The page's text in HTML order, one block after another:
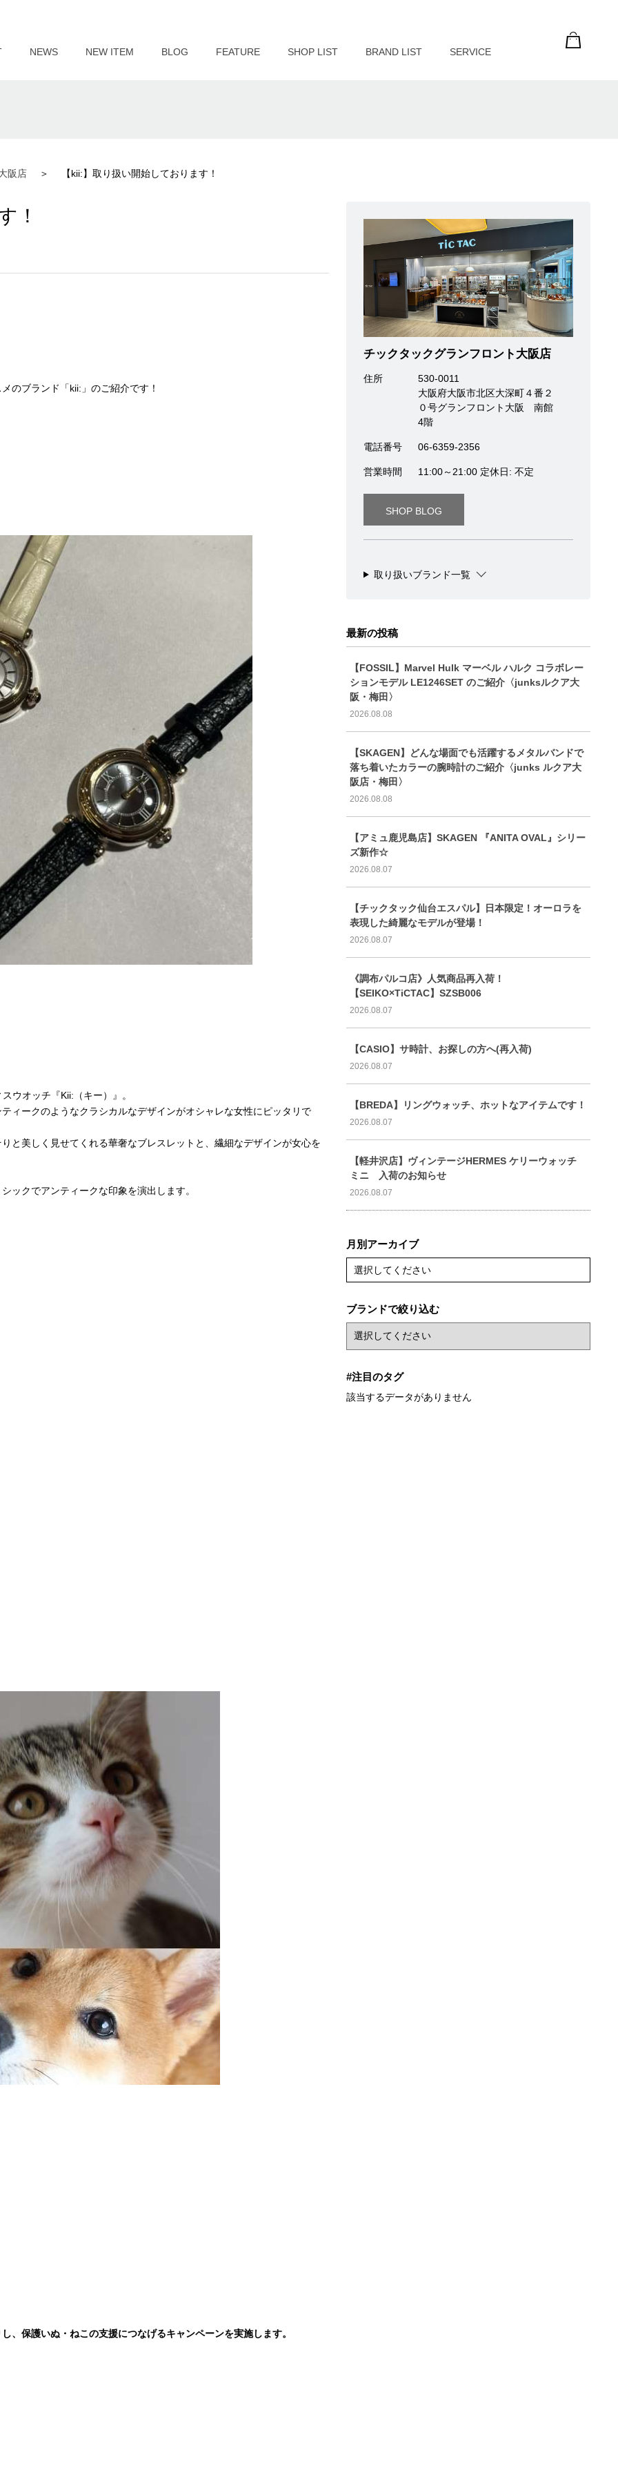
NEWS NEW ITEM BLOG FEATURE SHOP LIST BRAND LIST SERVICE
阪店 【kii:】取り扱い開始しております！
！
のブランド「kii:」のご紹介です！
ウオッチ『Kii:（キー）』。
ィークのようなクラシカルなデザインがオシャレな女性にピッタリで
と美しく見せてくれる華奢なブレスレットと、繊細なデザインが女心を
ックでアンティークな印象を演出します。
、保護いぬ・ねこの支援につなげるキャンペーンを実施します。
チックタックグランフロント大阪店
住所
530-0011
大阪府大阪市北区大深町４番２
０号グランフロント大阪 南館
4階
電話番号 06-6359-2356
営業時間 11:00～21:00 定休日: 不定
SHOP BLOG
取り扱いブランド一覧
最新の投稿
【FOSSIL】Marvel Hulk マーベル ハルク コラボレー
ションモデル LE1246SET のご紹介〈junksルクア大
阪・梅田〉
2026.08.08
【SKAGEN】どんな場面でも活躍するメタルバンドで
落ち着いたカラーの腕時計のご紹介〈junks ルクア大
阪店・梅田〉
2026.08.08
【アミュ鹿児島店】SKAGEN 『ANITA OVAL』シリー
ズ新作☆
2026.08.07
【チックタック仙台エスパル】日本限定！オーロラを
表現した綺麗なモデルが登場！
2026.08.07
《調布パルコ店》人気商品再入荷！
【SEIKO×TiCTAC】SZSB006
2026.08.07
【CASIO】サ時計、お探しの方へ(再入荷)
2026.08.07
【BREDA】リングウォッチ、ホットなアイテムです！
2026.08.07
【軽井沢店】ヴィンテージHERMES ケリーウォッチ
ミニ 入荷のお知らせ
2026.08.07
月別アーカイブ
選択してください
ブランドで絞り込む
#注目のタグ
該当するデータがありません